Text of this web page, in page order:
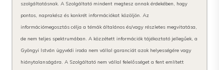
szolgáltatásnak. A Szolgáltató mindent megtesz annak érdekében, hogy
pontos, naprakész és konkrét információkat közöljön. Az
információmegosztás célja a témák általános és/vagy részletes megvitatása,
de nem teljes spektrumában. A közzétett információk tájékoztató jellegűek, a
Gyöngyi István ügyvédi iroda nem vállal garanciát azok helyességére vagy
hiánytalanságára. A Szolgáltató nem vállal felelősséget a fent említett